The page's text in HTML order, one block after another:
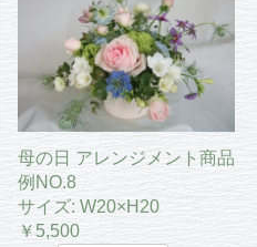
母の日 アレンジメント商品
例NO.8
サイズ: W20×H20
￥5,500